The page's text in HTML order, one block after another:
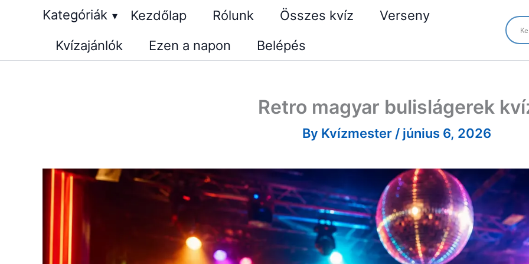
Kategóriák ▾ Kezdőlap Rólunk Összes kvíz
Verseny
Kvízajánlók
Ezen a napon Belépés
Retro magyar bulislágerek
By Kvízmester / június 6, 2026